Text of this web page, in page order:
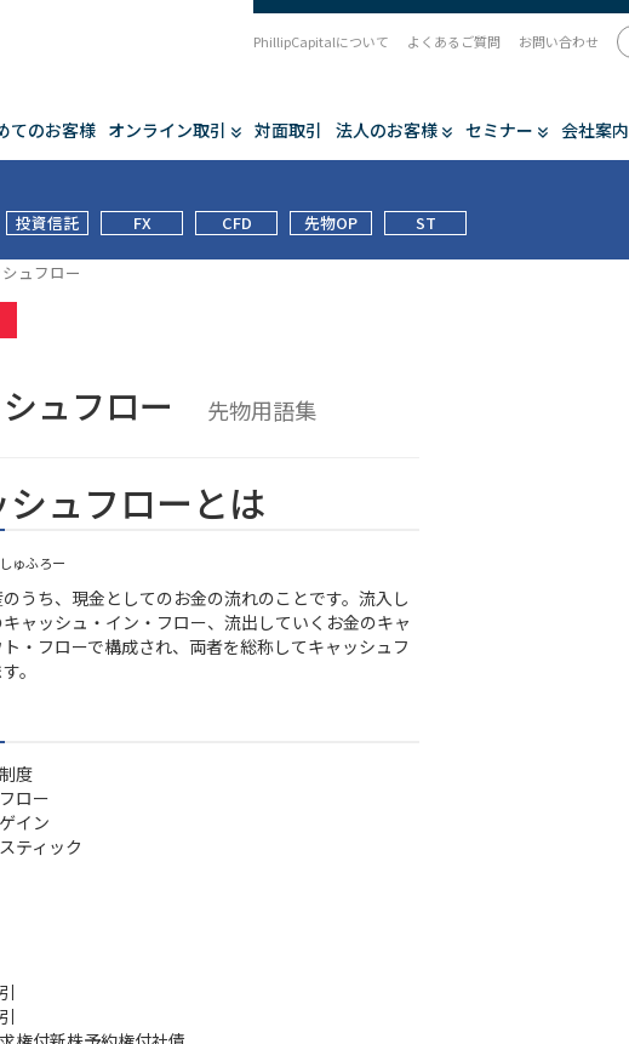
てのお客様 オンライン取引 対面取引 法人のお客様 セミナー 会社案内
PhillipCapitalについて よくあるご質問
お問い合わせ
投資信託 FX CFD 先物OP ST
ュフロー
ュフロー 先物用語集
シュフローとは
ゅふろー
うち、現金としてのお金の流れのことです。流入し
ャッシュ・イン・フロー、流出していくお金のキャ
・フローで構成され、両者を総称してキャッシュフ
。
度
ロー
イン
ティック